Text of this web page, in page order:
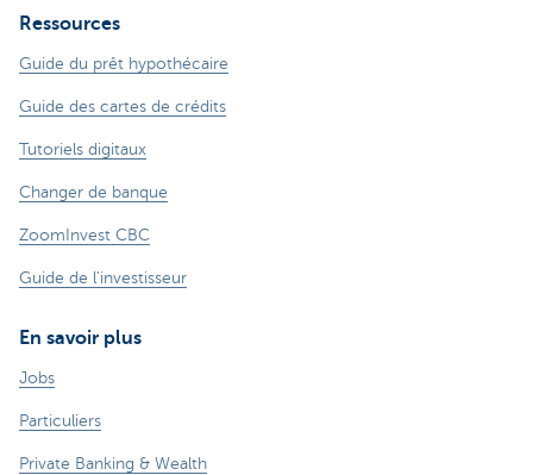
Ressources
Guide du prêt hypothécaire
Guide des cartes de crédits
Tutoriels digitaux
Changer de banque
ZoomInvest CBC
Guide de l'investisseur
En savoir plus
Jobs
Particuliers
Private Banking & Wealth